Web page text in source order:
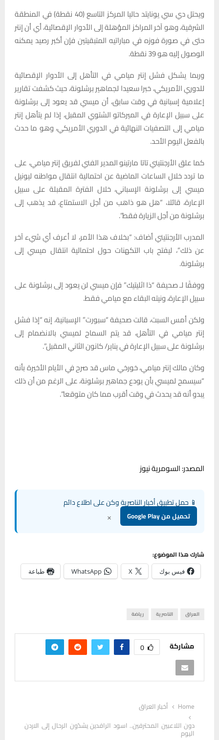
ويحتل دي سي يونايتد حاليا المركز التاسع (40 نقطة) في المنطقة
الشرقية، وهو آخر المراكز المؤهلة إلى الأدوار الإقصائية، أي أن إنتر
حتى في صورة فوزه في مباراتيه المتبقيتين فإن أكبر رصيد يمكنه
الوصول إليه هو 39 نقطة.
وربما يشكل فشل إنتر ميامي في التأهل إلى الأدوار الإقصائية
للدوري الأمريكي، خبرا سعيدا لجماهير برشلونة، حيث كشفت تقارير
إعلامية إسبانية في وقت سابق، أن ميسي قد يعود إلى برشلونة
على سبيل الإعارة في الميركاتو الشتوي المقبل، إذا لم يتأهل إنتر
ميامي إلى التصفيات النهائية في الدوري الأمريكي، وهو ما حدث
بالفعل اليوم الأحد.
كما علق الأرجنتيني تاتا مارتينو المدير الفني لفريق إنتر ميامي، على
ما تردد خلال الساعات الماضية عن احتمالية انتقال مواطنه ليونيل
ميسي إلى برشلونة الإسباني، خلال الفترة المقبلة على سبيل
الإعارة، قائلا، “هل هو ذاهب من أجل الاستمتاع، قد يذهب إلى
برشلونة من أجل الزيارة فقط”.
المدرب الأرجنتيني أضاف: “بخلاف هذا الأمر، لا أعرف أي شيء آخر
عن ذلك”، ليفتح باب التكهنات حول احتمالية انتقال ميسي إلى
برشلونة.
ووفقًا لـ صحيفة “ذا اثليتيك” فإن ميسي لن يعود إلى برشلونة على
سبيل الإعارة، ونيته البقاء مع ميامي فقط.
ولكن أمس السبت، قالت صحيفة “سبورت” الإسبانية، إنه “إذا فشل
إنتر ميامي في التأهل، قد يتم السماح لميسي بالانضمام إلى
برشلونة على سبيل الإعارة في يناير/ كانون الثاني المقبل”.
وكان مالك إنتر ميامي، خورخي ماس قد صرح في الأيام الأخيرة بأنه
“سيسمح لميسي بأن يودع جماهير برشلونة، على الرغم من أن ذلك
يبدو أنه قد يحدث في وقت أقرب مما كان متوقعا”.
المصدر: السومرية نيوز
📱 حمل تطبيق أخبار الناصرية وكن على اطلاع دائم
تحميل من Google Play ×
شارك هذا الموضوع:
فيس بوك X
WhatsApp طباعة
العراق الناصرية رياضة
مشاركة 0
Home
أخبار العراق
دون اللاعبين المحترفين.. اسود الرافدين يشدّون الرحال إلى الاردن
اليوم